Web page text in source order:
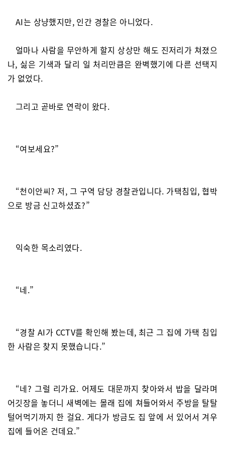
AI는 상냥했지만, 인간 경찰은 아니었다.
얼마나 사람을 무안하게 할지 상상만 해도 진저리가 쳐졌으
나, 싫은 기색과 달리 일 처리만큼은 완벽했기에 다른 선택지
가 없었다.
그리고 곧바로 연락이 왔다.
“여보세요?”
“천이안씨? 저, 그 구역 담당 경찰관입니다. 가택침입, 협박
으로 방금 신고하셨죠?”
익숙한 목소리였다.
“네.”
“경찰 AI가 CCTV를 확인해 봤는데, 최근 그 집에 가택 침입
한 사람은 찾지 못했습니다.”
“네? 그럴 리가요. 어제도 대문까지 찾아와서 밥을 달라며
어깃장을 놓더니 새벽에는 몰래 집에 쳐들어와서 주방을 탈탈
털어먹기까지 한 걸요. 게다가 방금도 집 앞에 서 있어서 겨우
집에 들어온 건데요.”